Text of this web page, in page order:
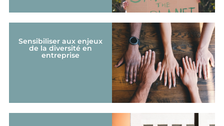
Sensibiliser aux enjeux
de la diversité en
entreprise